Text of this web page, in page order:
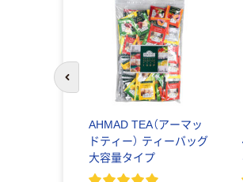
AHMAD TEA（アーマッ
ドティー） ティーバッグ
大容量タイプ
前のスライドへ